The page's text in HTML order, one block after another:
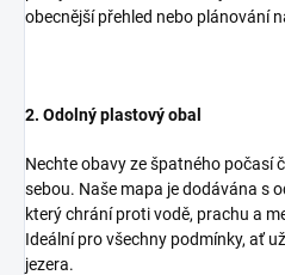
obecnější přehled nebo plánování
2. Odolný plastový obal
Nechte obavy ze špatného počasí
sebou. Naše mapa je dodávána s
který chrání proti vodě, prachu a
Ideální pro všechny podmínky, ať
jezera.